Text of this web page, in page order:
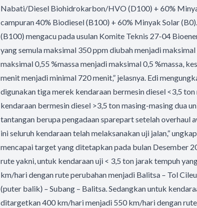
Nabati/Diesel Biohidrokarbon/HVO (D100) + 60%
campuran 40% Biodiesel (B100) + 60% Minyak Solar
(B100) mengacu pada usulan Komite Teknis 27-04
yang semula maksimal 350 ppm diubah menjadi
maksimal 0,55 %massa menjadi maksimal 0,5 %massa,
menit menjadi minimal 720 menit,” jelasnya. Edi
digunakan tiga merek kendaraan bermesin diesel <3,5
kendaraan bermesin diesel >3,5 ton masing-masing dua
tantangan berupa pengadaan sparepart setelah overhaul
ini seluruh kendaraan telah melaksanakan uji jalan,”
mencapai target yang ditetapkan pada bulan Desember
rute yakni, untuk kendaraan uji < 3,5 ton jarak tempuh
km/hari dengan rute perubahan menjadi Balitsa – Tol
(puter balik) – Subang – Balitsa. Sedangkan untuk
ditargetkan 400 km/hari menjadi 550 km/hari dengan